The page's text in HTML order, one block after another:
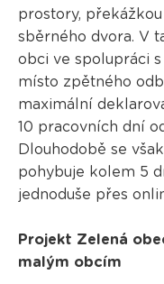
prostory,
sběrného dvora. V
obci ve spolupráci
místo zpětného
maximální
10 pracovních dní
Dlouhodobě se
pohybuje kolem 5
jednoduše přes
Projekt Zelená
malým obcím